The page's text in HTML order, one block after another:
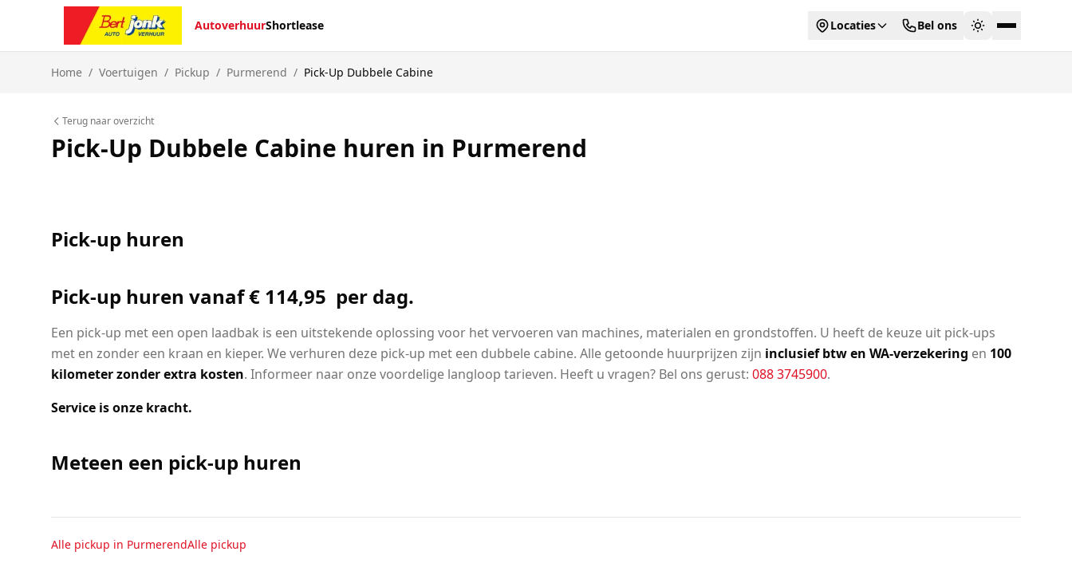
AutoverhuurShortlease Locaties Bel ons
Home / Voertuigen / Pickup / Purmerend / Pick-Up Dubbele Cabine
Terug naar overzicht
Pick-Up Dubbele Cabine huren in Purmerend
Pick-up huren
Pick-up huren vanaf€ 114,95 per dag.
Een pick-up met een open laadbak is een uitstekende oplossing voor het vervoeren van machines, materialen en grondstoffen. U heeft de keuze uit pick-ups
met en zonder een kraan en kieper. We verhuren deze pick-up met een dubbele cabine. Alle getoonde huurprijzen zijn inclusief btw en WA-verzekering en 100
kilometer zonder extra kosten. Informeer naar onze voordelige langloop tarieven. Heeft u vragen? Bel ons gerust: 088 3745900.
Service is onze kracht.
Meteen een pick-up huren
Alle pickup in PurmerendAlle pickup